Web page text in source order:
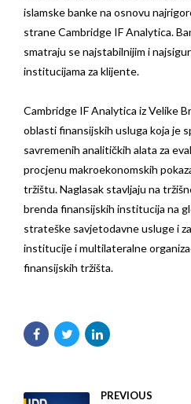
islamske banke na osnovu
strane Cambridge IF Analytica.
smatraju se najstabilnijim i
institucijama za klijente.
Cambridge IF Analytica iz Velike
oblasti finansijskih usluga koja je
savremenih analitičkih alata za
procjenu makroekonomskih
tržištu. Naglasak stavljaju na
brenda finansijskih institucija na
strateške savjetodavne usluge i
institucije i multilateralne
finansijskih tržišta.
PREVIOUS